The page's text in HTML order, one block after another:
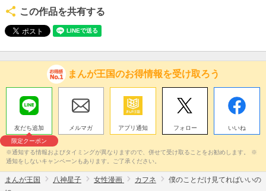
この作品を共有する
まんが王国のお得情報を受け取ろう
友だち追加
限定クーポン
メルマガ アプリ通知 フォロー いいね
※通知する情報およびタイミングが異なりますので、併せて受け取ることをお勧めします。 ※
通知をしないキャンペーンもあります。ご了承ください。
まんが王国 八神星子 女性漫画 カフネ
僕のことだけ見てればいいの